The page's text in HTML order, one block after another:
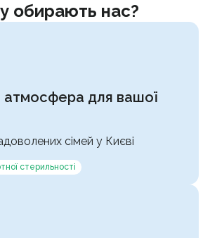
обирають нас?
атмосфера для вашої
сімей у Києві
стерильності